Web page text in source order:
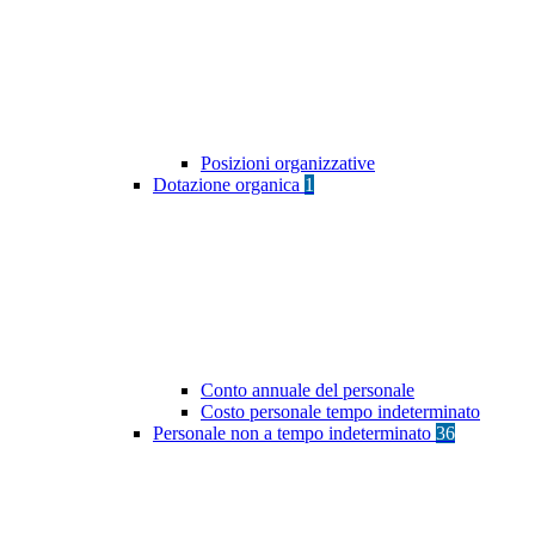
Posizioni organizzative
Dotazione organica 1
Conto annuale del personale
Costo personale tempo indeterminato
Personale non a tempo indeterminato 36